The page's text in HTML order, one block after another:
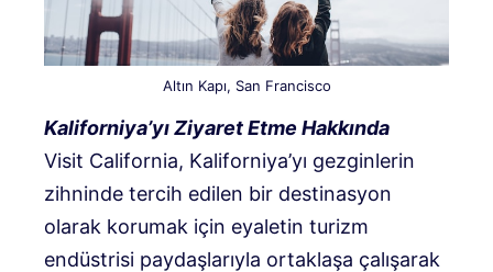
Altın Kapı, San Francisco
Kaliforniya’yı Ziyaret Etme Hakkında
Visit California, Kaliforniya’yı gezginlerin
zihninde tercih edilen bir destinasyon
olarak korumak için eyaletin turizm
endüstrisi paydaşlarıyla ortaklaşa çalışarak